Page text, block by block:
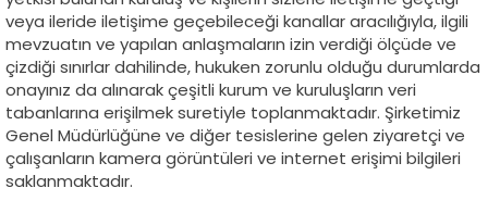
veya ileride iletişime geçebileceği kanallar aracılığıyla, ilgili
mevzuatın ve yapılan anlaşmaların izin verdiği ölçüde ve
çizdiği sınırlar dahilinde, hukuken zorunlu olduğu durumlarda
onayınız da alınarak çeşitli kurum ve kuruluşların veri
tabanlarına erişilmek suretiyle toplanmaktadır. Şirketimiz
Genel Müdürlüğüne ve diğer tesislerine gelen ziyaretçi ve
çalışanların kamera görüntüleri ve internet erişimi bilgileri
saklanmaktadır.